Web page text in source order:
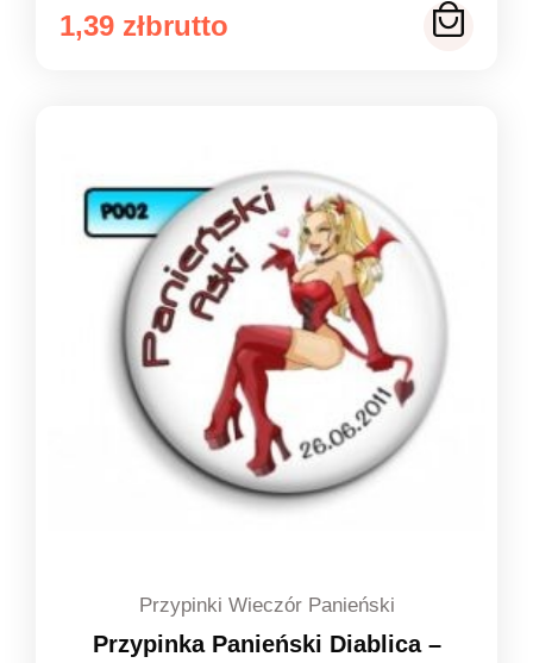
1,39 zł
Zakres
do
1,49 zł
Przypinki Wieczór Panieński
Przypinka Panieński Diablica –